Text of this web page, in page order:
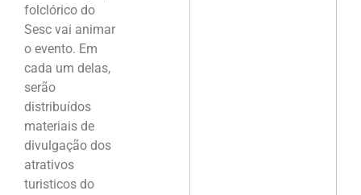
folclórico do
Sesc vai animar
o evento. Em
cada um delas,
serão
distribuídos
materiais de
divulgação dos
atrativos
turisticos do